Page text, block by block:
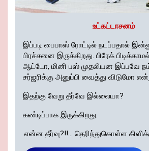
உட்கட்டாசனம்
இப்படி பைபாஸ் ரோட்டில் நடப்பதால்
பிரச்சனை இருக்கிறது. பிரேக்
ஆட்டோ, மினி பஸ் முதலியன இப்பவே
சர்ஜரிக்கு அனுப்பி வைத்து விடுமோ
இதற்கு வேறு தீர்வே இல்லையா?
கண்டிப்பாக இருக்கிறது.
என்ன தீர்வு?!!... தெரிந்துகொள்ள